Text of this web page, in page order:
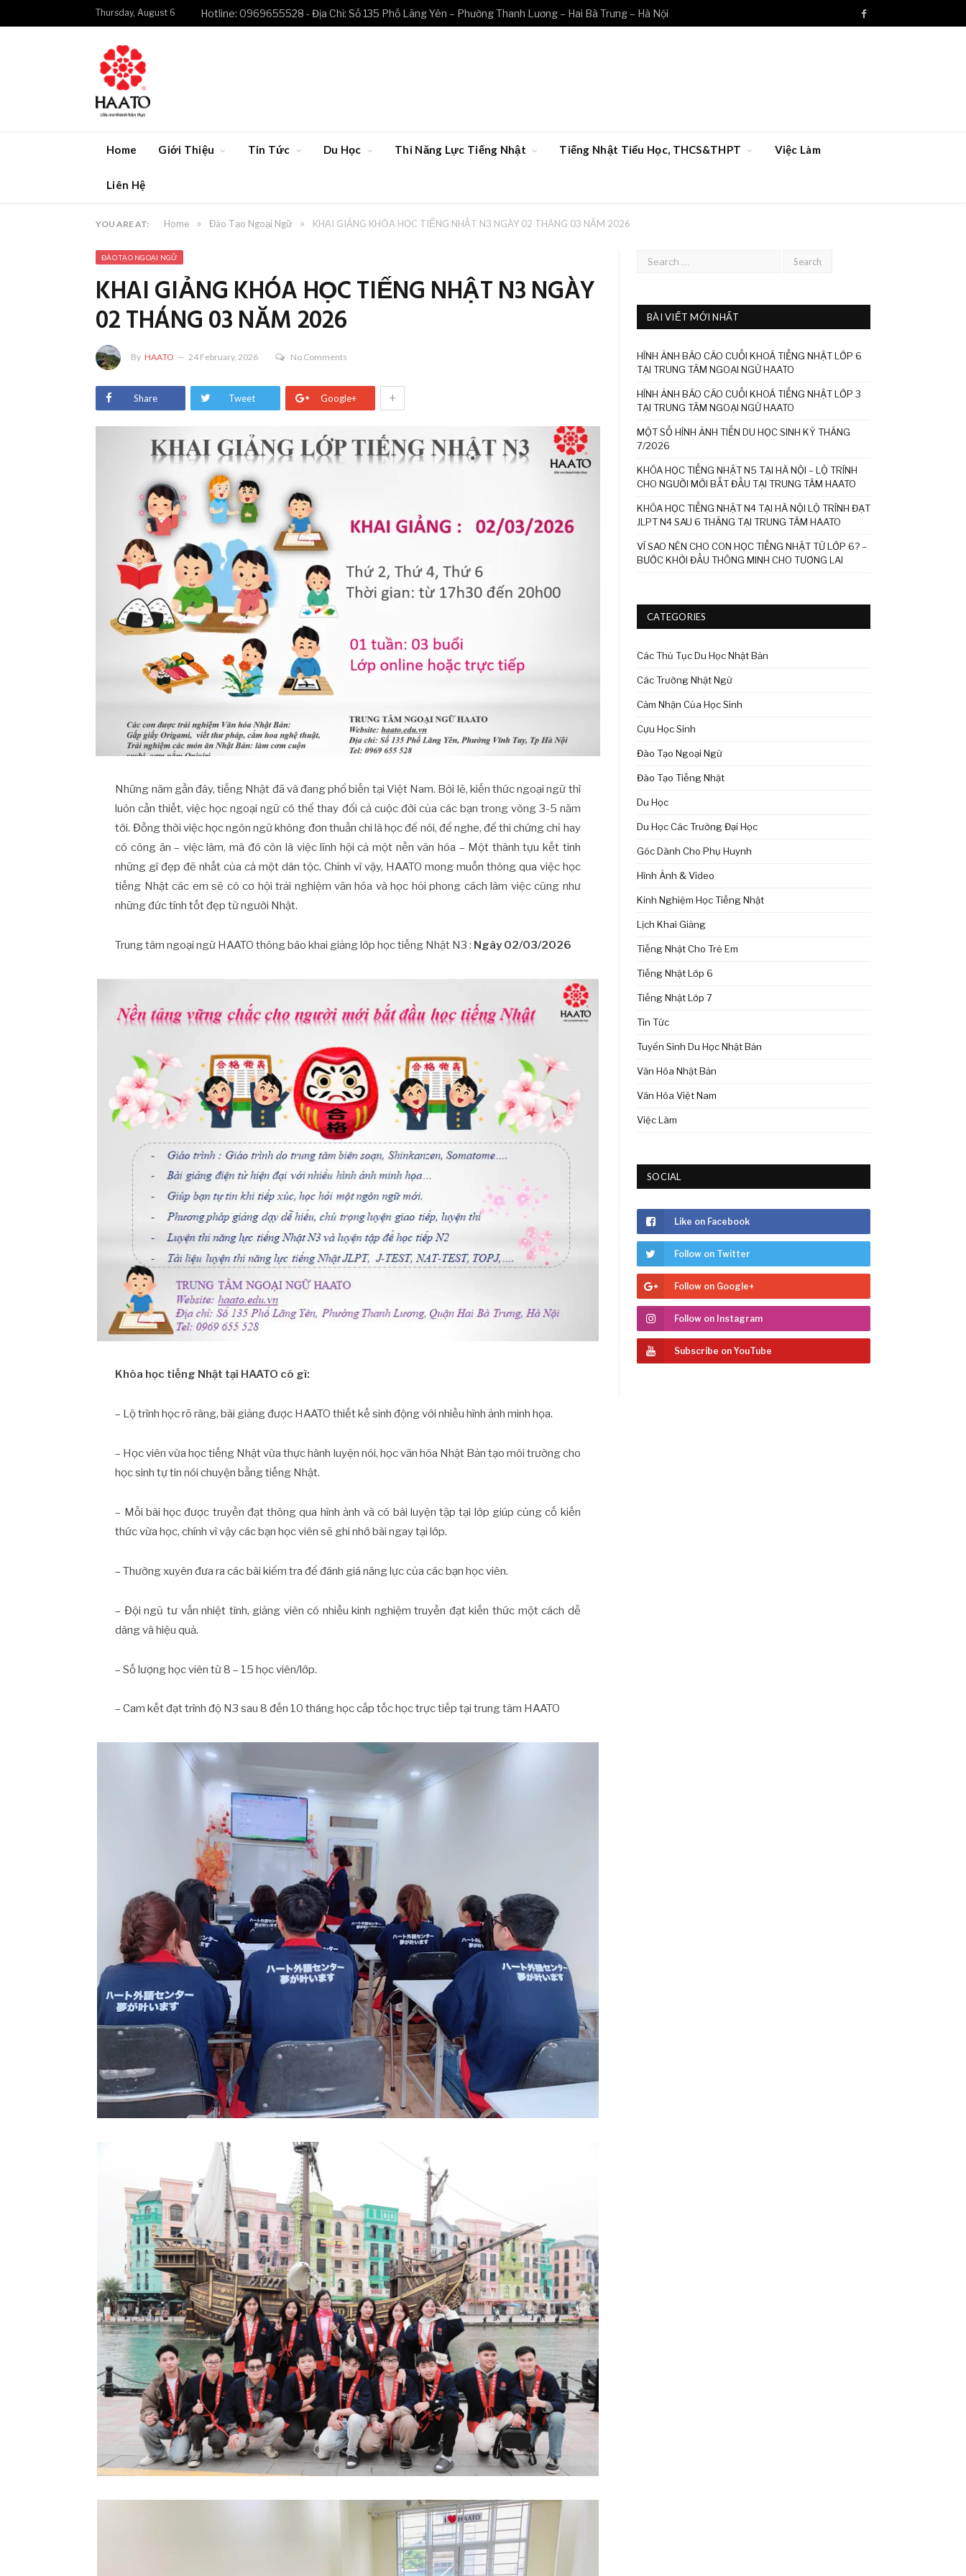
Thursday, August 6 Hotline: 0969655528 - Địa Chỉ: Số 135 Phố Lãng Yên – Phường Thanh Lương – Hai Bà Trưng – Hà Nội Facebook
Home Giới Thiệu Tin Tức Du Học Thi Năng Lực Tiếng Nhật Tiếng Nhật Tiểu Học, THCS&THPT Việc Làm
Liên Hệ
YOU ARE AT: Home » Đào Tạo Ngoại Ngữ » KHAI GIẢNG KHÓA HỌC TIẾNG NHẬT N3 NGÀY 02 THÁNG 03 NĂM 2026
ĐÀO TẠO NGOẠI NGỮ
KHAI GIẢNG KHÓA HỌC TIẾNG NHẬT N3 NGÀY
02 THÁNG 03 NĂM 2026
By HAATO 24 February, 2026 No Comments
Share Tweet Google+ +
Những năm gần đây, tiếng Nhật đã và đang phổ biến tại Việt Nam. Bởi lẽ, kiến thức ngoại ngữ thì
luôn cần thiết, việc học ngoại ngữ có thể thay đổi cả cuộc đời của các bạn trong vòng 3-5 năm
tới. Đồng thời việc học ngôn ngữ không đơn thuần chi là học để nói, để nghe, để thi chứng chỉ hay
có công ăn – việc làm, mà đó còn là việc lĩnh hội cả một nền văn hóa – Một thành tựu kết tinh
những gì đẹp đẽ nhất của cả một dân tộc. Chính vì vậy, HAATO mong muốn thông qua việc học
tiếng Nhật các em sẽ có cơ hội trải nghiệm văn hóa và học hỏi phong cách làm việc cũng như
những đức tính tốt đẹp từ người Nhật.
Trung tâm ngoại ngữ HAATO thông báo khai giảng lớp học tiếng Nhật N3 : Ngày 02/03/2026
Khóa học tiếng Nhật tại HAATO có gì:
– Lộ trình học rõ ràng, bài giảng được HAATO thiết kế sinh động với nhiều hình ảnh minh họa.
– Học viên vừa học tiếng Nhật vừa thực hành luyện nói, học văn hóa Nhật Bản tạo môi trường cho
học sinh tự tin nói chuyện bằng tiếng Nhật.
– Mỗi bài học được truyền đạt thông qua hình ảnh và có bài luyện tập tại lớp giúp củng cố kiến
thức vừa học, chính vì vậy các bạn học viên sẽ ghi nhớ bài ngay tại lớp.
– Thường xuyên đưa ra các bài kiểm tra để đánh giá năng lực của các bạn học viên.
– Đội ngũ tư vấn nhiệt tình, giảng viên có nhiều kinh nghiệm truyền đạt kiến thức một cách dễ
dàng và hiệu quả.
– Số lượng học viên từ 8 – 15 học viên/lớp.
– Cam kết đạt trình độ N3 sau 8 đến 10 tháng học cấp tốc học trực tiếp tại trung tâm HAATO
BÀI VIẾT MỚI NHẤT
HÌNH ẢNH BÁO CÁO CUỐI KHOÁ TIẾNG NHẬT LỚP 6
TẠI TRUNG TÂM NGOẠI NGỮ HAATO
HÌNH ẢNH BÁO CÁO CUỐI KHOÁ TIẾNG NHẬT LỚP 3
TẠI TRUNG TÂM NGOẠI NGỮ HAATO
MỘT SỐ HÌNH ẢNH TIỄN DU HỌC SINH KỲ THÁNG
7/2026
KHÓA HỌC TIẾNG NHẬT N5 TẠI HÀ NỘI – LỘ TRÌNH
CHO NGƯỜI MỚI BẮT ĐẦU TẠI TRUNG TÂM HAATO
KHÓA HỌC TIẾNG NHẬT N4 TẠI HÀ NỘI LỘ TRÌNH ĐẠT
JLPT N4 SAU 6 THÁNG TẠI TRUNG TÂM HAATO
VÌ SAO NÊN CHO CON HỌC TIẾNG NHẬT TỪ LỚP 6? –
BƯỚC KHỞI ĐẦU THÔNG MINH CHO TƯƠNG LAI
CATEGORIES
Các Thủ Tục Du Học Nhật Bản
Các Trường Nhật Ngữ
Cảm Nhận Của Học Sinh
Cựu Học Sinh
Đào Tạo Ngoại Ngữ
Đào Tạo Tiếng Nhật
Du Học
Du Học Các Trường Đại Học
Góc Dành Cho Phụ Huynh
Hình Ảnh & Video
Kinh Nghiệm Học Tiếng Nhật
Lịch Khai Giảng
Tiếng Nhật Cho Trẻ Em
Tiếng Nhật Lớp 6
Tiếng Nhật Lớp 7
Tin Tức
Tuyển Sinh Du Học Nhật Bản
Văn Hóa Nhật Bản
Văn Hóa Việt Nam
Việc Làm
SOCIAL
Like on Facebook
Follow on Twitter
Follow on Google+
Follow on Instagram
Subscribe on YouTube